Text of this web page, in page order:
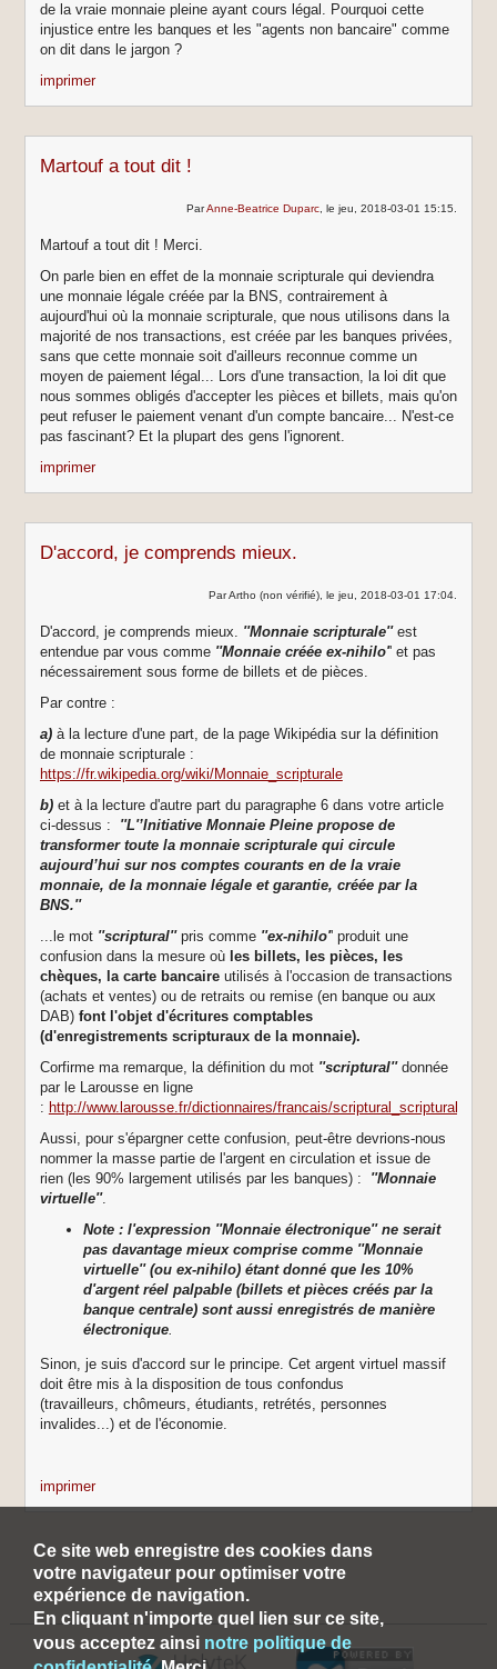
de la vraie monnaie pleine ayant cours légal. Pourquoi cette
injustice entre les banques et les "agents non bancaire" comme
on dit dans le jargon ?
imprimer
Martouf a tout dit !
ParAnne-Beatrice Duparc, le jeu, 2018-03-01 15:15.
Martouf a tout dit ! Merci.
On parle bien en effet de la monnaie scripturale qui deviendra
une monnaie légale créée par la BNS, contrairement à
aujourd'hui où la monnaie scripturale, que nous utilisons dans la
majorité de nos transactions, est créée par les banques privées,
sans que cette monnaie soit d'ailleurs reconnue comme un
moyen de paiement légal... Lors d'une transaction, la loi dit que
nous sommes obligés d'accepter les pièces et billets, mais qu'on
peut refuser le paiement venant d'un compte bancaire... N'est-ce
pas fascinant? Et la plupart des gens l'ignorent.
imprimer
D'accord, je comprends mieux.
Par Artho (non vérifié), le jeu, 2018-03-01 17:04.
D'accord, je comprends mieux. ''Monnaie scripturale''est
entendue par vous comme ''Monnaie créée ex-nihilo'' et pas
nécessairement sous forme de billets et de pièces.
Par contre :
a)à la lecture d'une part, de la page Wikipédia sur la définition
de monnaie scripturale :
https://fr.wikipedia.org/wiki/Monnaie_scripturale
b)et à la lecture d'autre part du paragraphe 6 dans votre article
ci-dessus : ''L'’Initiative Monnaie Pleine propose de
transformer toute la monnaie scripturale qui circule
aujourd’hui sur nos comptes courants en de la vraie
monnaie, de la monnaie légale et garantie, créée par la
BNS.''
...le mot ''scriptural''pris comme ''ex-nihilo'' produit une
confusion dans la mesure où les billets, les pièces, les
chèques, la carte bancaireutilisés à l'occasion de transactions
(achats et ventes) ou de retraits ou remise (en banque ou aux
DAB) font l'objet d'écritures comptables
(d'enregistrements scripturaux de la monnaie).
Corfirme ma remarque, la définition du mot ''scriptural''donnée
par le Larousse en ligne
: http://www.larousse.fr/dictionnaires/francais/
Aussi, pour s'épargner cette confusion, peut-être devrions-nous
nommer la masse partie de l'argent en circulation et issue de
rien (les 90% largement utilisés par les banques) : ''Monnaie
virtuelle''.
Note : l'expression ''Monnaie électronique'' ne serait
pas davantage mieux comprise comme ''Monnaie
virtuelle'' (ou ex-nihilo) étant donné que les 10%
d'argent réel palpable (billets et pièces créés par la
banque centrale) sont aussi enregistrés de manière
électronique.
Sinon, je suis d'accord sur le principe. Cet argent virtuel massif
doit être mis à la disposition de tous confondus
(travailleurs, chômeurs, étudiants, retrétés, personnes
invalides...) et de l'économie.
imprimer
Ce site web enregistre des cookies dans
votre navigateur pour optimiser votre
expérience de navigation.
En cliquant n'importe quel lien sur ce site,
vous acceptez ainsi notre politique de